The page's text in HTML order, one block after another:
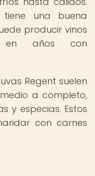
una buena
producir vinos
en años con
Regent suelen
a completo,
y especias. Estos
con carnes